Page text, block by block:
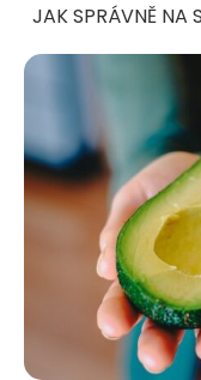
JAK SPRÁVNĚ NA